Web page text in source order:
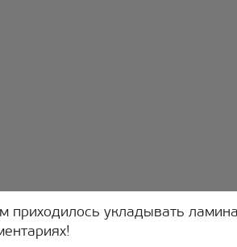
приходилось укладывать